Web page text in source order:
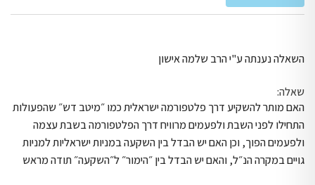
השאלה נענתה ע"י הרב שלמה אישון
שאלה:
האם מותר להשקיע דרך פלטפורמה ישראלית כמו ״מיטב דש״ שהפעולות
התחילו לפני השבת ולפעמים מרוויח דרך הפלטפורמה בשבת עצמה
ולפעמים הפוך, וכן האם יש הבדל בין השקעה במניות ישראליות למניות
גויים במקרה הנ״ל, והאם יש הבדל בין ״הימור״ ל״השקעה״ תודה מראש